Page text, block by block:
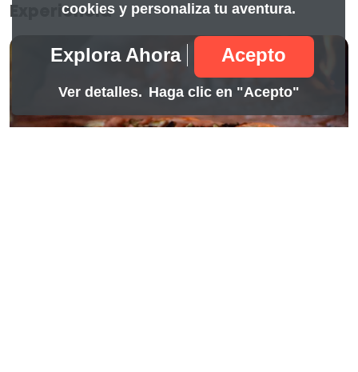
Experiencia
cookies y personaliza tu aventura.
Explora Ahora Acepto
Ver detalles. Haga clic en "Acepto"